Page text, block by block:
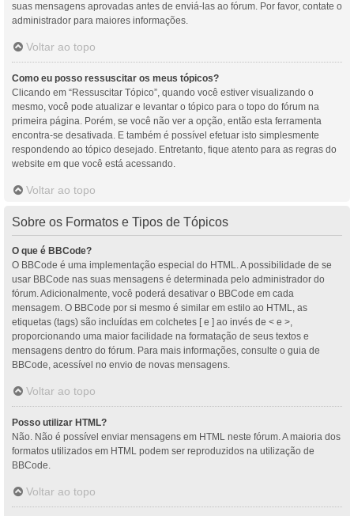
suas mensagens aprovadas antes de enviá-las ao fórum. Por favor, contate o
administrador para maiores informações.
Voltar ao topo
Como eu posso ressuscitar os meus tópicos?
Clicando em “Ressuscitar Tópico”, quando você estiver visualizando o
mesmo, você pode atualizar e levantar o tópico para o topo do fórum na
primeira página. Porém, se você não ver a opção, então esta ferramenta
encontra-se desativada. E também é possível efetuar isto simplesmente
respondendo ao tópico desejado. Entretanto, fique atento para as regras do
website em que você está acessando.
Voltar ao topo
Sobre os Formatos e Tipos de Tópicos
O que é BBCode?
O BBCode é uma implementação especial do HTML. A possibilidade de se
usar BBCode nas suas mensagens é determinada pelo administrador do
fórum. Adicionalmente, você poderá desativar o BBCode em cada
mensagem. O BBCode por si mesmo é similar em estilo ao HTML, as
etiquetas (tags) são incluídas em colchetes [ e ] ao invés de < e >,
proporcionando uma maior facilidade na formatação de seus textos e
mensagens dentro do fórum. Para mais informações, consulte o guia de
BBCode, acessível no envio de novas mensagens.
Voltar ao topo
Posso utilizar HTML?
Não. Não é possível enviar mensagens em HTML neste fórum. A maioria dos
formatos utilizados em HTML podem ser reproduzidos na utilização de
BBCode.
Voltar ao topo